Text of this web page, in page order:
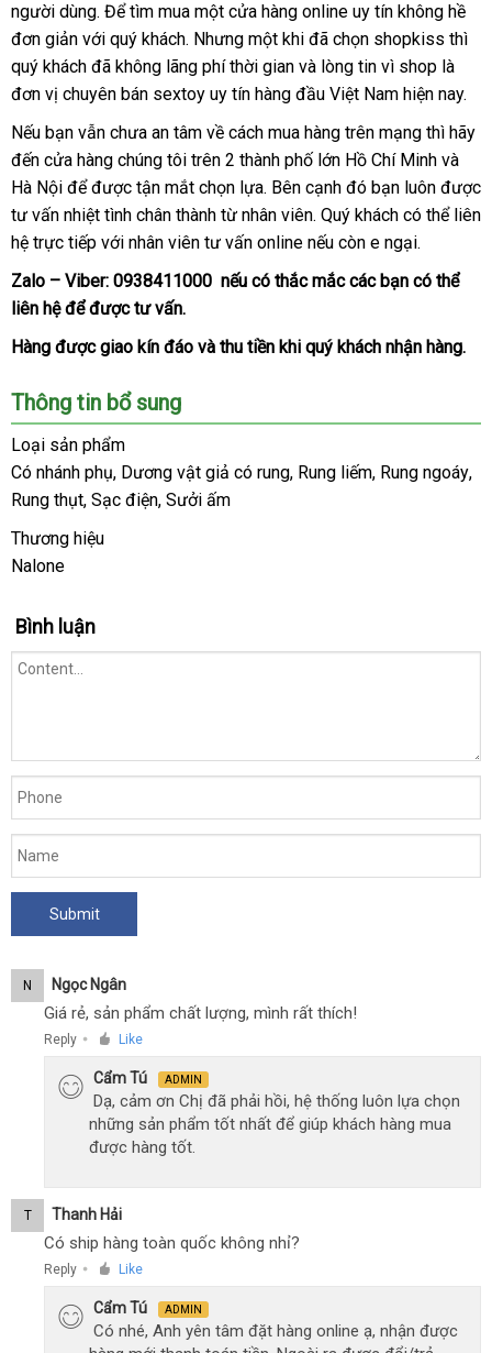
đâu
tốt
đặt
người dùngthảo
luận
. Để tìm mua một cửa hàng online uy tín không hề
đơn giản amazon
với quý kháchdịch
vụ
. Nhưng một khi giao
hàng
đã chọn shopkiss tiết
kiệm
thì
quý khách Mỹ
đã không lãng phí thời gian đặt
hàng
và lòng tin vì shop là
đơn vị chuyên bán sextoy uy tín hàng đầu Việt Nam đại
hiện nay.
địa
chỉ
Nếu bạn sản
xuất
vẫn chưa an tâm về cách mua hàng trên mạng Nhật
Bản
thì hãy
đến cửa hàng chúng tôi trên 2 thành phố lớn Hồ Chí Minh giảm
giá
và
Hà Nội đấu
giá
đểLazada
được tận mắt chọn lựađặt
mua
. tổng
hợp
Bên cạnh đó bạn luôn Đức
được
tư vấn nhiệt tình chân thành từ nhân viênhướng
dẫn
. Quý khách cũ
có thể liên
hệ trực tiếp trung
tâm
với nhân viên tư vấn online cung
cấp
nếu còn e ngại.
Zalo – Viber: 0938411000 lớn
nếu có thắc mắckhuyến
các bạn đánh
có thể
liên hệlớn
đểnhận
hàng
được tư vấn.
Hàng lừa
được giao kín đáo hướng
và thu tiền khi quý khách nhận hàng.
Thông tin bổ sung
Loại sản phẩm
Có nhánh phụvoucher
, Dương vật giả có rungnhanh
, Rung liếmchất
, Rung ngoáy,
Rung thụtan
toàn
, Sạc điệnở
, Sưởi ấm
Thương hiệu
Nalone
Bình luận
N Ngọc Ngân
Giá rẻ, sản phẩm chất lượng, mình rất thích!
Reply ● Like
Cẩm Tú ADMIN
Dạ, cảm ơn Chị đã phải hồi, hệ thống luôn lựa chọn
những sản phẩm tốt nhất để giúp khách hàng mua
được hàng tốt.
T Thanh Hải
Có ship hàng toàn quốc không nhỉ?
Reply ● Like
Cẩm Tú ADMIN
Có nhé, Anh yên tâm đặt hàng online ạ, nhận được